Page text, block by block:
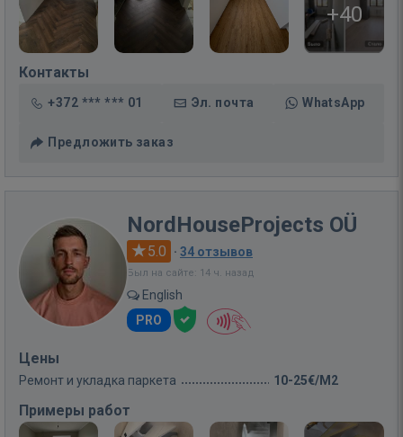
+40
Контакты
+372 *** *** 01 Эл. почта WhatsApp
Предложить заказ
NordHouseProjects OÜ
5.0 · 34 отзывов
Был на сайте: 14 ч. назад
English
PRO
Цены
Ремонт и укладка паркета 10-25€/M2
Примеры работ